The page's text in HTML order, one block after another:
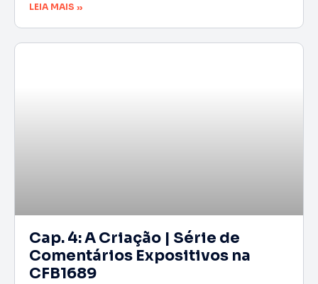
LEIA MAIS »
Cap. 4: A Criação | Série de
Comentários Expositivos na
CFB1689